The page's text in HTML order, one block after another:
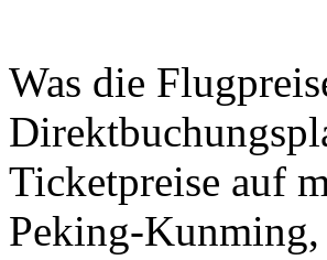
Was die
Ticketpreise auf
Peking-